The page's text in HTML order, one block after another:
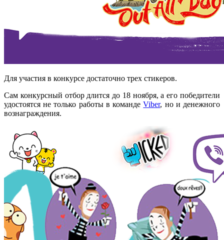
Для участия в конкурсе достаточно трех стикеров.
Сам конкурсный отбор длится до 18 ноября, а его победители
удостоятся не только работы в командеViber, но и денежного
вознаграждения.